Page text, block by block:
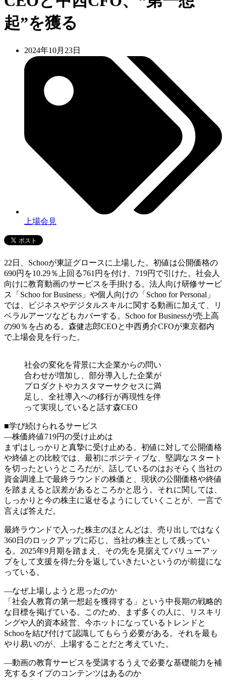
起”を獲る
2024年10月23日
上場会見
22日、Schooが東証グロースに上場した。初値は公開価格の
690円を10.29％上回る761円を付け、719円で引けた。社会人
向けに教育動画のサービスを手掛ける。法人向け研修サービ
ス「Schoo for Business」や個人向けの「Schoo for Personal」
では、ビジネスやデジタルスキルに関する動画に加えて、リ
ベラルアーツなどもカバーする。Schoo for Businessが売上高
の90％を占める。森健志郎CEOと中西勇介CFOが東京都内
で上場会見を行った。
社会の変化を背景に大企業からの問い
合わせが増加し、部分導入した企業が
プロダクトやカスタマーサクセスに満
足し、全社導入への移行が再現性を伴
って実現していると話す森CEO
■学び続けられるサービス
―株価終値719円の受け止めは
まずはしっかりと真摯に受け止める。初値に対して公開価格
や終値との比較では、最初にポジティブな、堅調なスタート
を切ったというところだが、話しているのはおそらく当社の
資金調達上で最終ラウンドの株価と、現状の公開価格や終値
を踏まえると誤差があるところかと思う。それに関しては、
しっかりと今の株主に返せるようにしていくことが、一言で
言えば答えだ。
最終ラウンドで入った株主のほとんどは、売り出しではなく
360日のロックアップに応じ、当社の株主として残ってい
る。2025年9月期を踏まえ、その先を見据えてバリューアッ
プをして支援を得た分を返していきたいというのが前提にな
っている。
―なぜ上場しようと思ったのか
「社会人教育の第一想起を獲得する」という中長期の戦略的
な目標を掲げている。このため、まず多くの人に、リスキリ
ングや人的資本経営、今ホットになっているトレンドと
Schooを結び付けて認識してもらう必要がある。それを最も
やり易いのが、上場することだと考えていた。
―動画の教育サービスを受講するうえで必要な基礎能力を補
充するタイプのコンテンツはあるのか